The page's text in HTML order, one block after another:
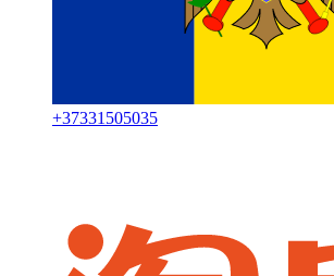
+37331505035